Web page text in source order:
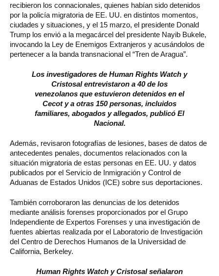
recibieron los connacionales, quienes habían sido detenidos
por la policía migratoria de EE. UU. en distintos momentos,
ciudades y situaciones, y el 15 marzo, el presidente Donald
Trump los envió a la megacárcel del presidente Nayib Bukele,
invocando la Ley de Enemigos Extranjeros y acusándolos de
pertenecer a la banda transnacional el “Tren de Aragua”.
Los investigadores de Human Rights Watch y
Cristosal entrevistaron a 40 de los
venezolanos que estuvieron detenidos en el
Cecot y a otras 150 personas, incluidos
familiares, abogados y allegados, publicó El
Nacional.
Además, revisaron fotografías de lesiones, bases de datos de
antecedentes penales, documentos relacionados con la
situación migratoria de estas personas en EE. UU. y datos
publicados por el Servicio de Inmigración y Control de
Aduanas de Estados Unidos (ICE) sobre sus deportaciones.
También corroboraron las denuncias de los detenidos
mediante análisis forenses proporcionados por el Grupo
Independiente de Expertos Forenses y una investigación de
fuentes abiertas realizada por el Laboratorio de Investigación
del Centro de Derechos Humanos de la Universidad de
California, Berkeley.
Human Rights Watch y Cristosal señalaron